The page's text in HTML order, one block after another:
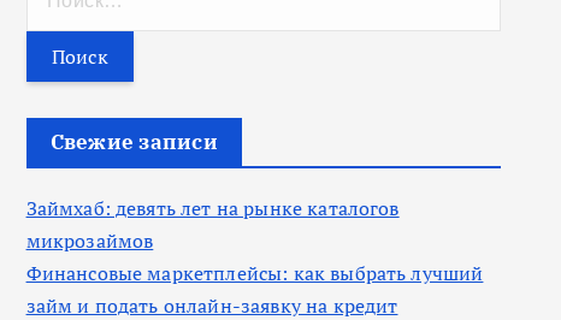
т
и
Свежие записи
Займхаб: девять лет на рынке каталогов
микрозаймов
Финансовые маркетплейсы: как выбрать лучший
займ и подать онлайн-заявку на кредит